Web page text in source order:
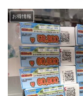
お得情報